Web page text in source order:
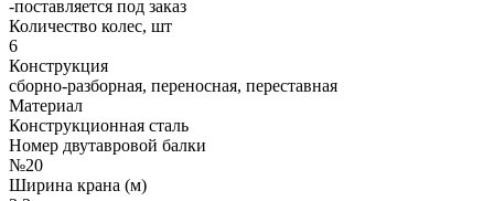
-поставляется под заказ
Количество колес, шт
6
Конструкция
сборно-разборная, переносная, переставная
Материал
Конструкционная сталь
Номер двутавровой балки
№20
Ширина крана (м)